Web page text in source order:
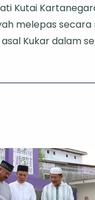
Edi
Titip
Doa
Kutai
melepas secara
Kukar dalam